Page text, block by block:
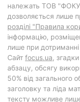
належать ТОВ
дозволяється лише
розділі "Правила
інформацію,
лише при
Cайт focus.ua,
абзацу, обсягу
50% від загального
заголовку та ліда
тексту можливе